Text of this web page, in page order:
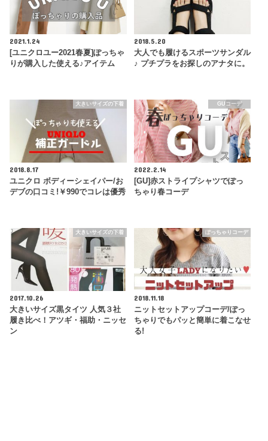
2021.1.24
[ユニクロユー2021春夏]ぽっちゃ
りが購入した使える♪アイテム
2018.5.20
大人でも履けるスポーツサンダル
♪ プチプラをお探しのアナタに。
大きいサイズの下着
2018.8.17
ユニクロ ボディーシェイパー/お
デブの口コミ!￥990でコレは優秀
GUコーデ
2022.2.14
[GU]赤ストライプシャツでぽっ
ちゃり春コーデ
大きいサイズの下着
2017.10.26
大きいサイズ黒タイツ 人気３社
履き比べ！アツギ・福助・ニッセ
ン
ぽっちゃりコーデ
2018.11.18
ニットセットアップコーデ/ぽっ
ちゃりでもパッと簡単に着こなせ
る!